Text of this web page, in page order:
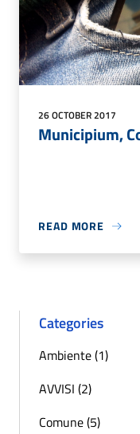
26 OCTOBER 2017
Municipium,
READ MORE
Categories
Ambiente (1)
AVVISI (2)
Comune (5)